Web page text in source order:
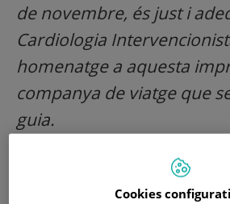
de novembre, és just i
Cardiologia
homenatge a aquesta
companya de viatge que
guia.
Cookies